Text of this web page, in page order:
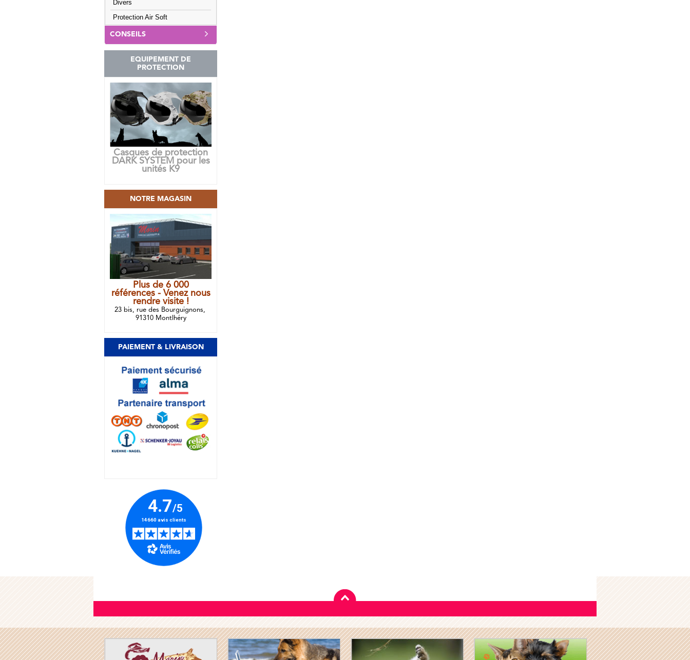
Divers
Protection Air Soft
CONSEILS
EQUIPEMENT DE
PROTECTION
Casques de protection
DARK SYSTEM pour les
unités K9
NOTRE MAGASIN
Plus de 6 000
références - Venez nous
rendre visite !
23 bis, rue des Bourguignons,
91310 Montlhéry
PAIEMENT & LIVRAISON